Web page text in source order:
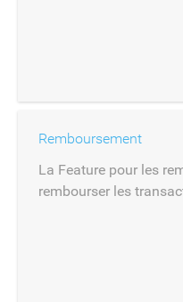
Remboursement
La Feature pour les
rembourser les